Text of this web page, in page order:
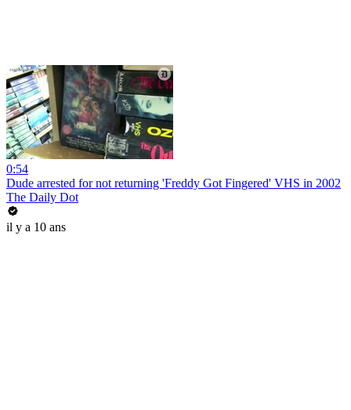
0:54
Dude arrested for not returning 'Freddy Got Fingered' VHS in 2002
The Daily Dot
il y a 10 ans